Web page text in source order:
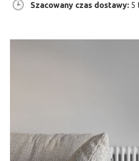
Szacowany czas dostawy: 5